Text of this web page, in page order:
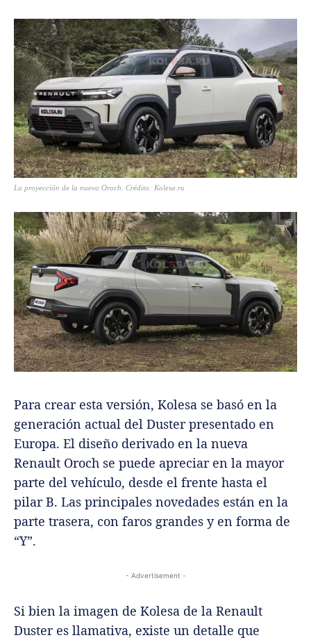
La proyección de la nueva Oroch. Crédito: Kolesa.ru
Para crear esta versión, Kolesa se basó en la
generación actual del Duster presentado en
Europa. El diseño derivado en la nueva
Renault Oroch se puede apreciar en la mayor
parte del vehículo, desde el frente hasta el
pilar B. Las principales novedades están en la
parte trasera, con faros grandes y en forma de
“Y”.
- Advertisement -
Si bien la imagen de Kolesa de la Renault
Duster es llamativa, existe un detalle que